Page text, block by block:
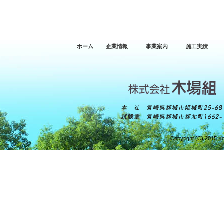
ホーム ｜ 企業情報 ｜ 事業案内 ｜ 施工実績 ｜
Copyright (C) 2015